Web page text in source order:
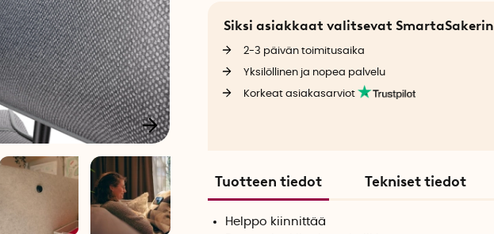
Siksi asiakkaat valitsevat SmartaSakerin
2-3 päivän toimitusaika
Yksilöllinen ja nopea palvelu
Korkeat asiakasarviot
Tuotteen tiedot Tekniset tiedot
Helppo kiinnittää